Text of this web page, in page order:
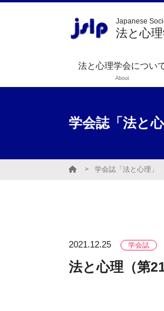
Japanese
法と心
法と心理学会につい
About
規約
役員
学会誌「法と心
学会誌「法と心理」
2021.12.25 学会誌
法と心理（第